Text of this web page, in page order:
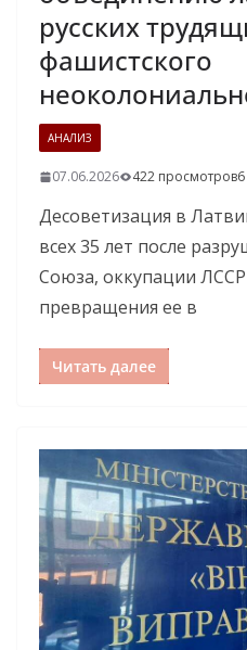
русских
фашистского
АНАЛИЗ
07.06.2026 422 просмотров
Десоветизация в
всех 35 лет после
Союза, оккупации
превращения ее в
Читать далее